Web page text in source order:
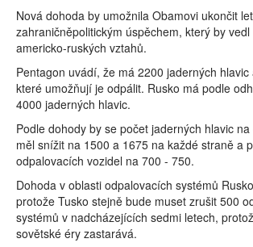
Nová dohoda by umožnila Obamovi ukončit
zahraničněpolitickým úspěchem, který by
americko-ruských vztahů.
Pentagon uvádí, že má 2200 jaderných hlavic
které umožňují je odpálit. Rusko má podle
4000 jaderných hlavic.
Podle dohody by se počet jaderných hlavic
měl snížit na 1500 a 1675 na každé straně a
odpalovacích vozidel na 700 - 750.
Dohoda v oblasti odpalovacích systémů
protože Tusko stejně bude muset zrušit 500
systémů v nadcházejících sedmi letech,
sovětské éry zastarává.